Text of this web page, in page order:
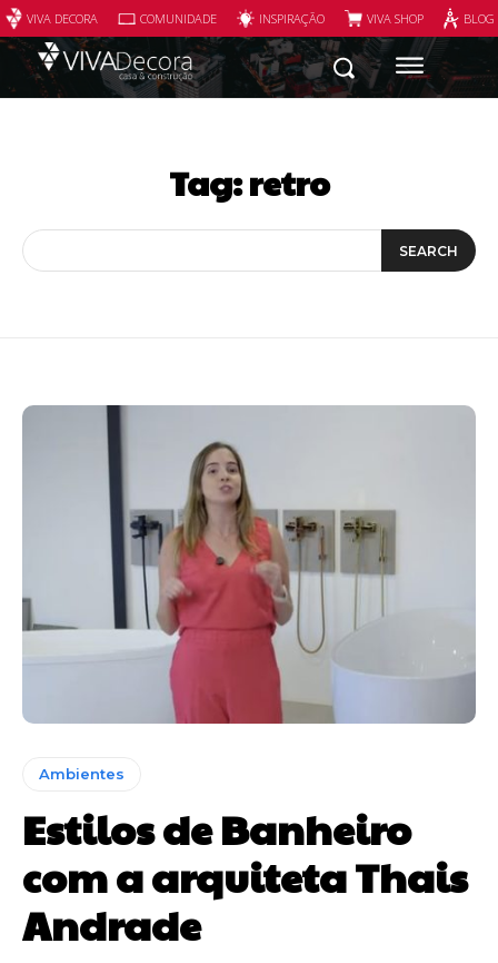
VIVA DECORA COMUNIDADE INSPIRAÇÃO VIVA SHOP
Tag:retro
SEARCH
Ambientes
Estilos de Banheiro
com a arquiteta Thais
Andrade